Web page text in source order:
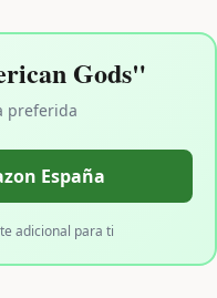
Gods"
preferida
España
adicional para ti